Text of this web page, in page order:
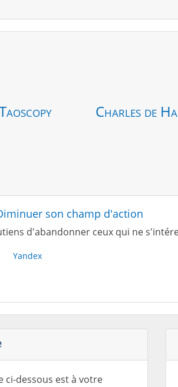
Charles de
son champ d'action
d'abandonner ceux qui ne
Yandex
ci-dessous est à votre